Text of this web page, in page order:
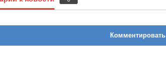
Комментировать